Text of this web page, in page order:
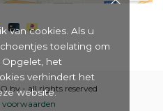
bv - all rights reserved
van cookies. Als u
toelating om
het
verhindert het
website.